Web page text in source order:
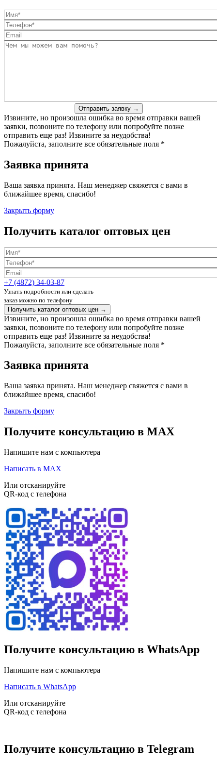
Отправить заявку →
Извините, но произошла ошибка во время отправки вашей
заявки, позвоните по телефону или попробуйте позже
отправить еще раз! Извините за неудобства!
Пожалуйста, заполните все обязательные поля *
Заявка принята
Ваша заявка принята. Наш менеджер свяжется с вами в
ближайшее время, спасибо!
Закрыть форму
Получить каталог оптовых цен
+7 (4872) 34-03-87
Узнать подробности или сделать
заказ можно по телефону
Получить каталог оптовых цен →
Извините, но произошла ошибка во время отправки вашей
заявки, позвоните по телефону или попробуйте позже
отправить еще раз! Извините за неудобства!
Пожалуйста, заполните все обязательные поля *
Заявка принята
Ваша заявка принята. Наш менеджер свяжется с вами в
ближайшее время, спасибо!
Закрыть форму
Получите консультацию в MAX
Напишите нам с компьютера
Написать в MAX
Или отсканируйте
QR-код с телефона
Получите консультацию в WhatsApp
Напишите нам с компьютера
Написать в WhatsApp
Или отсканируйте
QR-код с телефона
Получите консультацию в Telegram